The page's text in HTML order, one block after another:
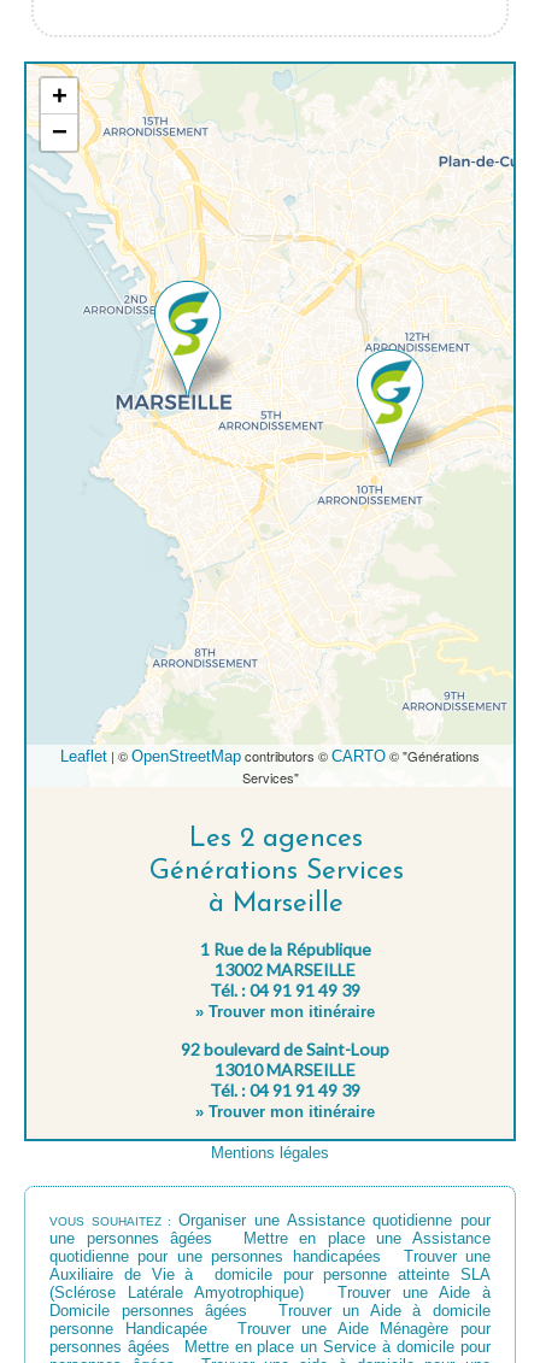
+
−
Leaflet | © OpenStreetMap contributors © CARTO © "Générations
Services"
Les 2 agences
Générations Services
à Marseille
1 Rue de la République
13002 MARSEILLE
Tél. : 04 91 91 49 39
» Trouver mon itinéraire
92 boulevard de Saint-Loup
13010 MARSEILLE
Tél. : 04 91 91 49 39
» Trouver mon itinéraire
Mentions légales
VOUS SOUHAITEZ :Organiser une Assistance quotidienne pour
une personnes âgées
Mettre en place une Assistance
quotidienne pour une personnes handicapées
Trouver une
Auxiliaire de Vie à domicile pour personne atteinte SLA
(Sclérose Latérale Amyotrophique)
Trouver une Aide à
Domicile personnes âgées
Trouver un Aide à domicile
personne Handicapée
Trouver une Aide Ménagère pour
personnes âgées
Mettre en place un Service à domicile pour